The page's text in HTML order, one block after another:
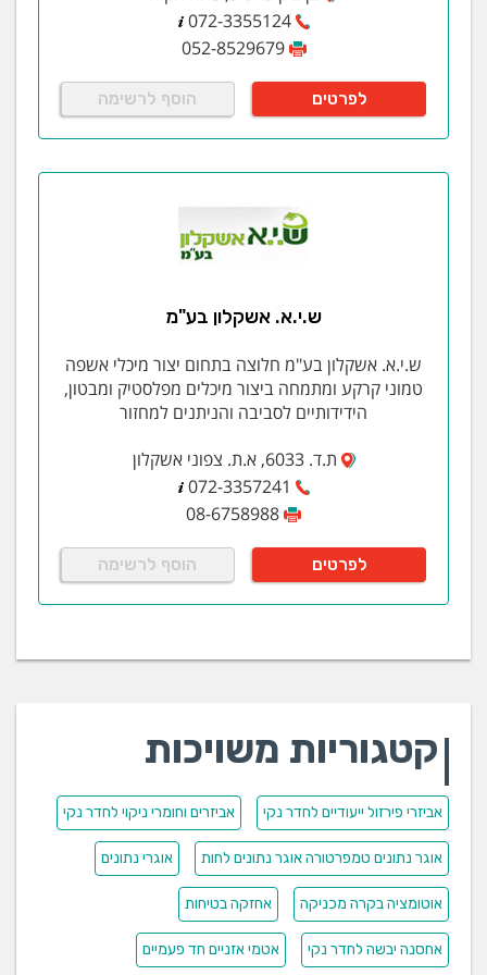
072-3355124
052-8529679
לפרטים הוסף לרשימה
ש.י.א. אשקלון בע"מ
ש.י.א. אשקלון בע"מ חלוצה בתחום יצור מיכלי אשפה
טמוני קרקע ומתמחה ביצור מיכלים מפלסטיק ומבטון,
הידידותיים לסביבה והניתנים למחזור
ת.ד. 6033, א.ת. צפוני אשקלון
072-3357241
08-6758988
לפרטים הוסף לרשימה
קטגוריות משויכות
אביזרי פירזול ייעודיים לחדר נקי אביזרים וחומרי ניקוי לחדר נקי
אוגר נתונים טמפרטורה אוגר נתונים לחות אוגרי נתונים
אוטומציה בקרה מכניקה אחזקה בטיחות
אחסנה יבשה לחדר נקי אטמי אזניים חד פעמיים